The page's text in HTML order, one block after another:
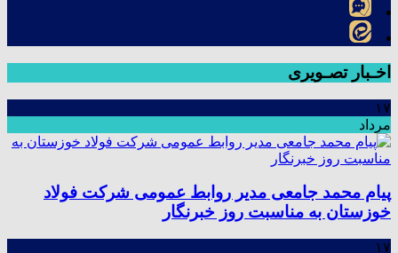
اخـبار تصـویری
۱۷
مرداد
پیام محمد جامعی مدیر روابط عمومی شرکت فولاد
خوزستان به مناسبت روز خبرنگار
۱۷